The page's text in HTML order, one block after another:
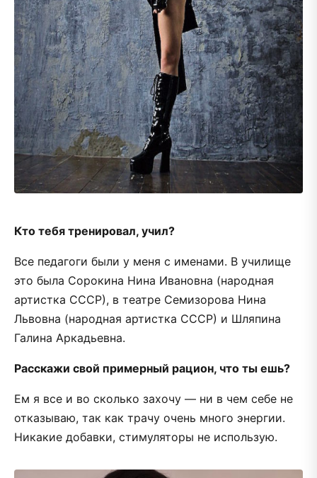
Кто тебя тренировал, учил?
Все педагоги были у меня с именами. В училище
это была Сорокина Нина Ивановна (народная
артистка СССР), в театре Семизорова Нина
Львовна (народная артистка СССР) и Шляпина
Галина Аркадьевна.
Расскажи свой примерный рацион, что ты ешь?
Ем я все и во сколько захочу — ни в чем себе не
отказываю, так как трачу очень много энергии.
Никакие добавки, стимуляторы не использую.